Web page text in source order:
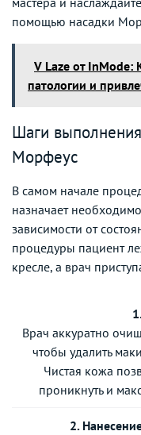
помощью насадки
V Laze от InMode:
патологии и
Шаги
Морфеус
В самом начале
назначает
зависимости от
процедуры пациент
кресле, а врач
Врач аккуратно
чтобы удалить
Чистая кожа
проникнуть и
2.